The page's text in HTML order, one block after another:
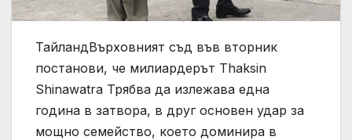
ТайландВърховният съд във вторник
постанови, че милиардерът Thaksin
Shinawatra Трябва да излежава една
година в затвора, в друг основен удар за
мощно семейство, което доминира в